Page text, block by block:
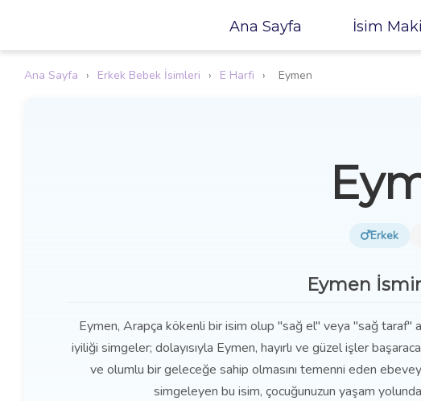
Ana Sayfa İsim
Ana Sayfa › Erkek Bebek İsimleri › E Harfi › Eymen
Erkek
Eymen
Eymen, Arapça kökenli bir isim olup "sağ el" veya "sağ
iyiliği simgeler; dolayısıyla Eymen, hayırlı ve güzel işler
ve olumlu bir geleceğe sahip olmasını temenni eden
simgeleyen bu isim, çocuğunuzun yaşam